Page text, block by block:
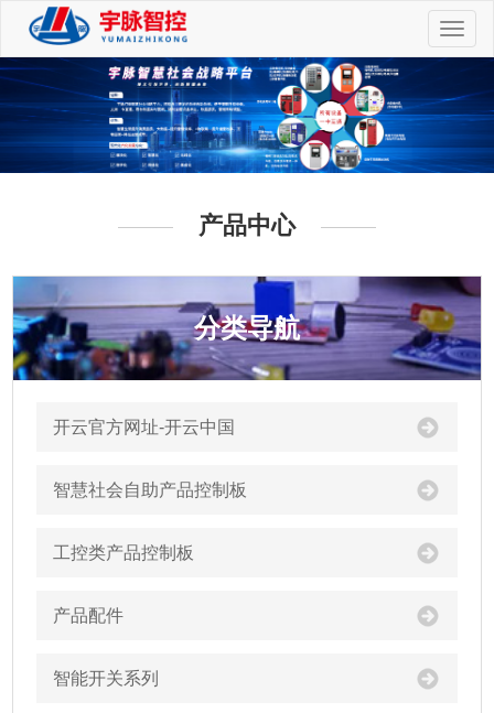
切
换
航
产品中心
分类导航
开云官方网址-开云中国
智慧社会自助产品控制板
工控类产品控制板
产品配件
智能开关系列